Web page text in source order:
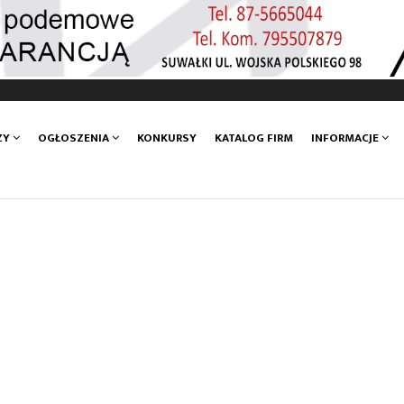
OGŁOSZENIA KONKURSY KATALOG FIRM INFORMACJE